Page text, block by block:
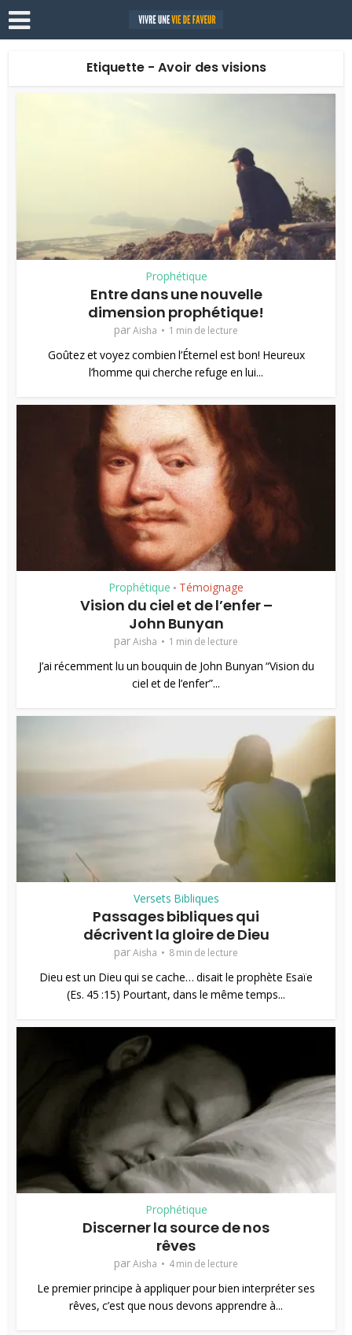
Etiquette - Avoir des visions
Prophétique
Entre dans une nouvelle
dimension prophétique!
parAisha 1 min de lecture
Goûtez et voyez combien l’Éternel est bon! Heureux
l’homme qui cherche refuge en lui...
Prophétique • Témoignage
Vision du ciel et de l’enfer –
John Bunyan
parAisha 1 min de lecture
J’ai récemment lu un bouquin de John Bunyan “Vision du
ciel et de l’enfer”...
Versets Bibliques
Passages bibliques qui
décrivent la gloire de Dieu
parAisha 8 min de lecture
Dieu est un Dieu qui se cache… disait le prophète Esaïe
(Es. 45 :15) Pourtant, dans le même temps...
Prophétique
Discerner la source de nos
rêves
parAisha 4 min de lecture
Le premier principe à appliquer pour bien interpréter ses
rêves, c’est que nous devons apprendre à...